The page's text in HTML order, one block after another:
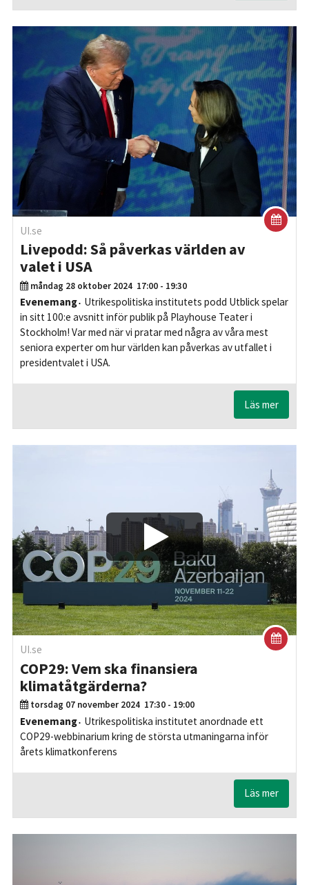
UI.se
Livepodd: Så påverkas världen av
valet i USA
måndag 28 oktober 2024 17:00 - 19:30
Evenemang
Utrikespolitiska institutets podd Utblick spelar
in sitt 100:e avsnitt inför publik på Playhouse Teater i
Stockholm! Var med när vi pratar med några av våra mest
seniora experter om hur världen kan påverkas av utfallet i
presidentvalet i USA.
Läs mer
Play/Visa
UI.se
COP29: Vem ska finansiera
klimatåtgärderna?
torsdag 07 november 2024 17:30 - 19:00
Evenemang
Utrikespolitiska institutet anordnade ett
COP29-webbinarium kring de största utmaningarna inför
årets klimatkonferens
Läs mer